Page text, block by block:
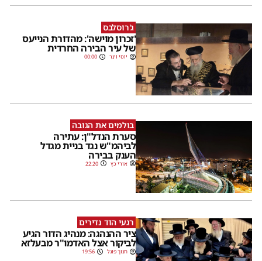
ג'רוסלבס
'זכרון מוישה': מהדורת הנייעס
של עיר הבירה החרדית
יוסי וינר 00:00
בולמים את הגובה
סערת הנדל"ן: עתירה
לביהמ"ש נגד בניית מגדל
הענק בבירה
אורי כץ 22:20
רגעי הוד נדירים
ציר ההנהגה: מנהיג הדור הגיע
לביקור אצל האדמו"ר מבעלזא
חנוך פוגל 19:56